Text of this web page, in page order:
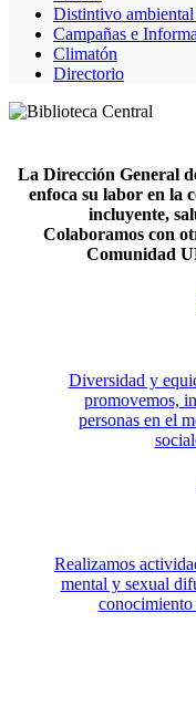
Distintivo
Campañas e
Climatón
Directorio
La Dirección General
enfoca su labor en la
incluyente,
Colaboramos con
Comunidad
Diversidad y
promovemos,
personas en el
Realizamos
mental y sexual